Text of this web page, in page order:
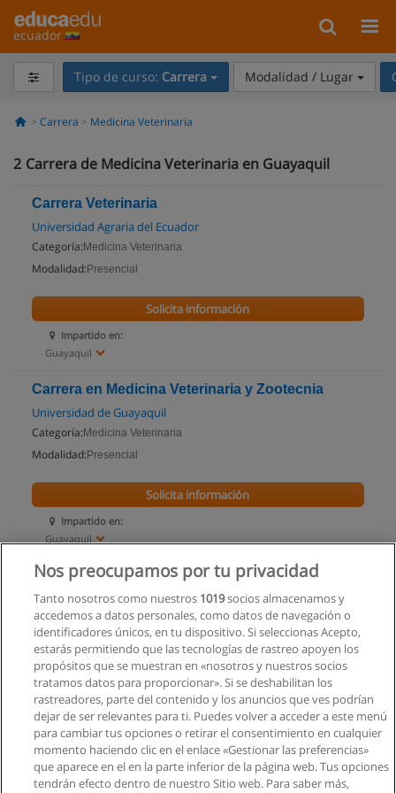
ecuador
Tipo de curso: Carrera Modalidad / Lugar
Carrera Medicina Veterinaria
2 Carrera de Medicina Veterinaria en Guayaquil
Carrera Veterinaria
Universidad Agraria del Ecuador
Categoría: Medicina Veterinaria
Modalidad: Presencial
Impartido en:
Guayaquil
Solicita información
Carrera en Medicina Veterinaria y Zootecnia
Universidad de Guayaquil
Categoría: Medicina Veterinaria
Modalidad: Presencial
Impartido en:
Guayaquil
Solicita información
Nos preocupamos por tu privacidad
Tanto nosotros como nuestros 1019socios almacenamos y
accedemos a datos personales, como datos de navegación o
identificadores únicos, en tu dispositivo. Si seleccionas Acepto,
estarás permitiendo que las tecnologías de rastreo apoyen los
propósitos que se muestran en «nosotros y nuestros socios
tratamos datos para proporcionar». Si se deshabilitan los
rastreadores, parte del contenido y los anuncios que ves podrían
dejar de ser relevantes para ti. Puedes volver a acceder a este menú
para cambiar tus opciones o retirar el consentimiento en cualquier
momento haciendo clic en el enlace «Gestionar las preferencias»
que aparece en el en la parte inferior de la página web. Tus opciones
tendrán efecto dentro de nuestro Sitio web. Para saber más,